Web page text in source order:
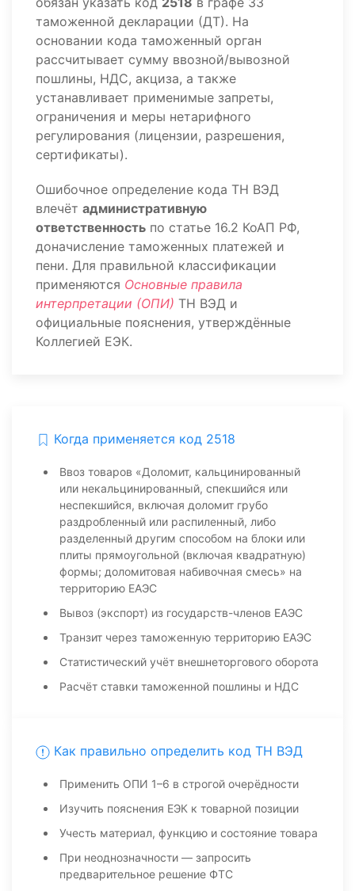
таможенной декларации (ДТ). На
основании кода таможенный орган
рассчитывает сумму ввозной/вывозной
пошлины, НДС, акциза, а также
устанавливает применимые запреты,
ограничения и меры нетарифного
регулирования (лицензии, разрешения,
сертификаты).
Ошибочное определение кода ТН ВЭД
влечёт административную
ответственность по статье 16.2 КоАП РФ,
доначисление таможенных платежей и
пени. Для правильной классификации
применяются Основные правила
интерпретации (ОПИ) ТН ВЭД и
официальные пояснения, утверждённые
Коллегией ЕЭК.
Когда применяется код 2518
Ввоз товаров «Доломит, кальцинированный
или некальцинированный, спекшийся или
неспекшийся, включая доломит грубо
раздробленный или распиленный, либо
разделенный другим способом на блоки или
плиты прямоугольной (включая квадратную)
формы; доломитовая набивочная смесь» на
территорию ЕАЭС
Вывоз (экспорт) из государств-членов ЕАЭС
Транзит через таможенную территорию ЕАЭС
Статистический учёт внешнеторгового оборота
Расчёт ставки таможенной пошлины и НДС
Как правильно определить код ТН ВЭД
Применить ОПИ 1–6 в строгой очерёдности
Изучить пояснения ЕЭК к товарной позиции
Учесть материал, функцию и состояние товара
При неоднозначности — запросить
предварительное решение ФТС